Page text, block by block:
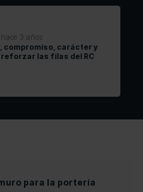
hace 3 años
compromiso, carácter y
las filas del RC
para la portería